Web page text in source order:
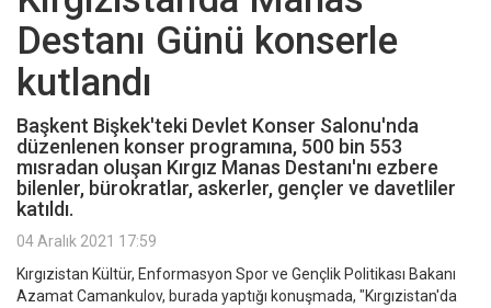
Destanı Günü konserle
kutlandı
Başkent Bişkek'teki Devlet Konser Salonu'nda
düzenlenen konser programına, 500 bin 553
mısradan oluşan Kırgız Manas Destanı'nı ezbere
bilenler, bürokratlar, askerler, gençler ve davetliler
katıldı.
04 Aralık 2021 17:59
Kırgızistan Kültür, Enformasyon Spor ve Gençlik Politikası Bakanı
Azamat Camankulov, burada yaptığı konuşmada, "Kırgızistan'da